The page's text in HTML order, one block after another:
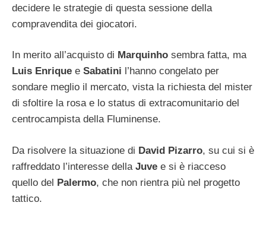
decidere le strategie di questa sessione della
compravendita dei giocatori.
In merito all’acquisto di Marquinho sembra fatta, ma
Luis Enrique e Sabatini l’hanno congelato per
sondare meglio il mercato, vista la richiesta del mister
di sfoltire la rosa e lo status di extracomunitario del
centrocampista della Fluminense.
Da risolvere la situazione di David Pizarro, su cui si è
raffreddato l’interesse della Juve e si è riacceso
quello del Palermo, che non rientra più nel progetto
tattico.